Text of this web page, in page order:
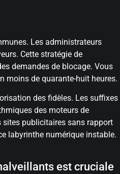
Les administrateurs
Cette stratégie de
demandes de blocage. Vous
moins de quarante-huit heures.
des fidèles. Les suffixes
des moteurs de
sites publicitaires sans rapport
labyrinthe numérique instable.
est cruciale